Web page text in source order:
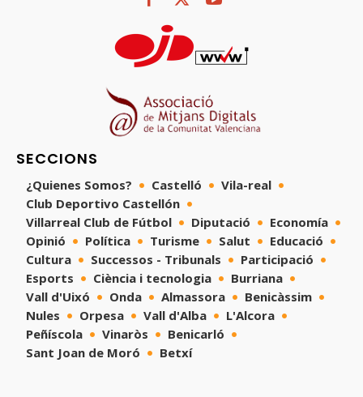
SECCIONS
¿Quienes Somos? Castelló
Vila-real
Club Deportivo Castellón
Villarreal Club de Fútbol
Diputació
Economía
Opinió
Política Turisme Salut
Educació
Cultura
Successos - Tribunals
Participació
Esports
Ciència i tecnologia
Burriana
Vall d'Uixó
Onda Almassora
Benicàssim
Nules
Orpesa Vall d'Alba
L'Alcora
Peñíscola
Vinaròs
Benicarló
Sant Joan de Moró
Betxí